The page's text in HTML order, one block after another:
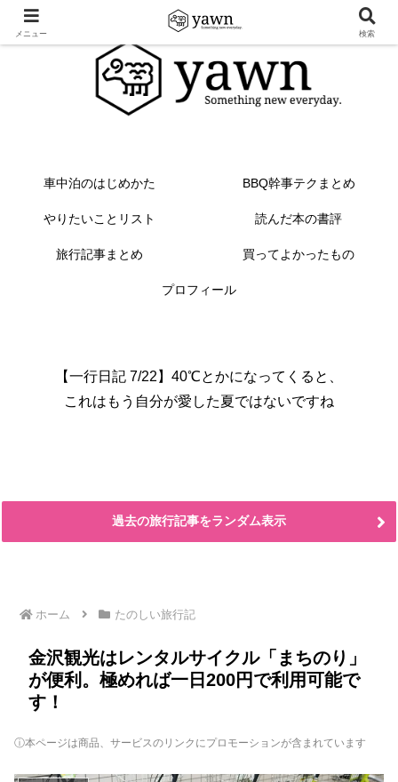
車中泊のはじめかた BBQ幹事テクまとめ
やりたいことリスト 読んだ本の書評
旅行記事まとめ 買ってよかったもの
プロフィール
【一行日記 7/22】40℃とかになってくると、
これはもう自分が愛した夏ではないですね
過去の旅行記事をランダム表示
ホーム たのしい旅行記
金沢観光はレンタルサイクル「まちのり」
が便利。極めれば一日200円で利用可能で
す！
ⓘ本ページは商品、サービスのリンクにプロモーションが含まれています
メニュー 検索